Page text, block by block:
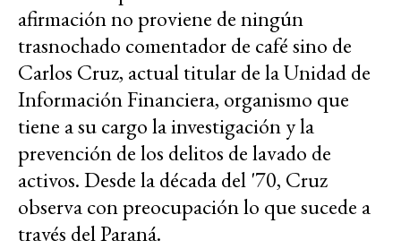
afirmación no proviene de ningún
trasnochado comentador de café sino de
Carlos Cruz, actual titular de la Unidad de
Información Financiera, organismo que
tiene a su cargo la investigación y la
prevención de los delitos de lavado de
activos. Desde la década del '70, Cruz
observa con preocupación lo que sucede a
través del Paraná.